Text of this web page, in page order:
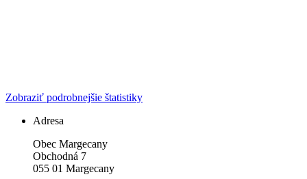
Zobraziť podrobnejšie štatistiky
Adresa
Obec Margecany
Obchodná 7
055 01 Margecany